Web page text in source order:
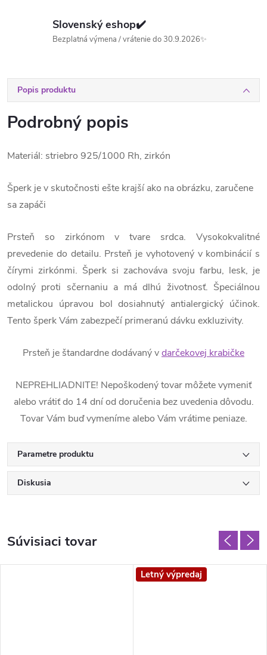
Slovenský eshop✔️
Bezplatná výmena / vrátenie do 30.9.2026✨
Popis produktu
Podrobný popis
Materiál: striebro 925/1000 Rh, zirkón
Šperk je v skutočnosti ešte krajší ako na obrázku, zaručene
sa zapáči
Prsteň so zirkónom v tvare srdca. Vysokokvalitné
prevedenie do detailu. Prsteň je vyhotovený v kombinácií s
čírymi zirkónmi. Šperk si zachováva svoju farbu, lesk, je
odolný proti sčernaniu a má dlhú životnosť. Špeciálnou
metalickou úpravou bol dosiahnutý antialergický účinok.
Tento šperk Vám zabezpečí primeranú dávku exkluzivity.
Prsteň je štandardne dodávaný vdarčekovej krabičke
NEPREHLIADNITE! Nepoškodený tovar môžete vymeniť
alebo vrátiť do 14 dní od doručenia bez uvedenia dôvodu.
Tovar Vám buď vymeníme alebo Vám vrátime peniaze.
Parametre produktu
Diskusia
Súvisiaci tovar
Letný výpredaj